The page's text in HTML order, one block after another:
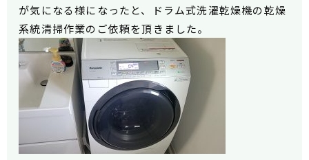
が気になる様になったと、ドラム式洗濯乾燥機の乾燥
系統清掃作業のご依頼を頂きました。